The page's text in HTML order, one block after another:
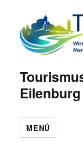
Eilenburg
MENÜ